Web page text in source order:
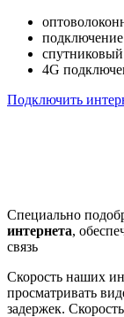
4G
Подключить
Специально
интернета,
связь
Скорость наших
просматривать
задержек.